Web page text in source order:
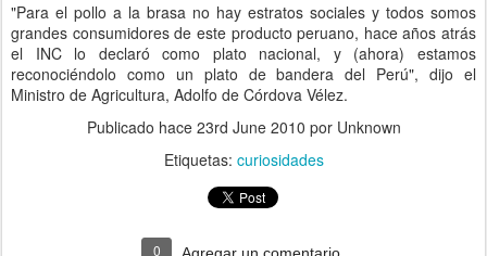
"Para el pollo a la brasa no hay estratos sociales y todos somos
grandes consumidores de este producto peruano, hace años atrás
el INC lo declaró como plato nacional, y (ahora) estamos
reconociéndolo como un plato de bandera del Perú", dijo el
Ministro de Agricultura, Adolfo de Córdova Vélez.
Publicado hace 23rd June 2010 por Unknown
Etiquetas: curiosidades
0